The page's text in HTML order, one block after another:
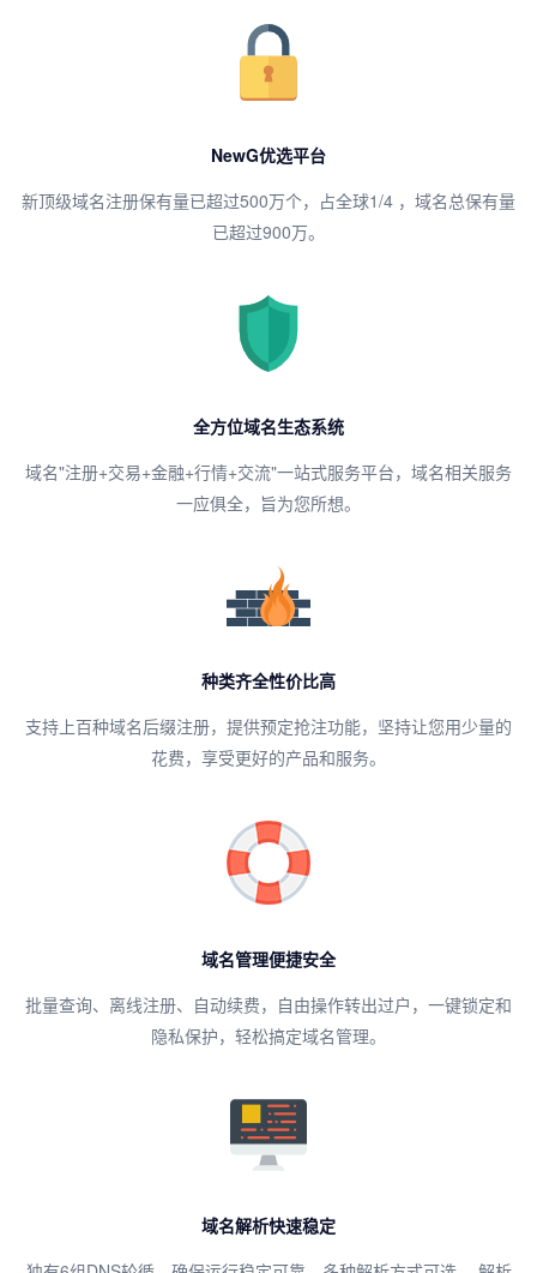
NewG优选平台
新顶级域名注册保有量已超过500万个，占全球1/4 ，域名总保有量
已超过900万。
全方位域名生态系统
域名"注册+交易+金融+行情+交流"一站式服务平台，域名相关服务
一应俱全，旨为您所想。
种类齐全性价比高
支持上百种域名后缀注册，提供预定抢注功能，坚持让您用少量的
花费，享受更好的产品和服务。
域名管理便捷安全
批量查询、离线注册、自动续费，自由操作转出过户，一键锁定和
隐私保护，轻松搞定域名管理。
域名解析快速稳定